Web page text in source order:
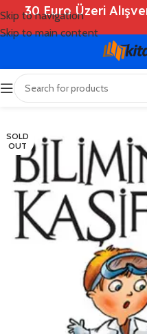
Skip to navigation
Skip to main content
30 Euro Üzeri
Ana Sayfa Shop
SOLD
OUT